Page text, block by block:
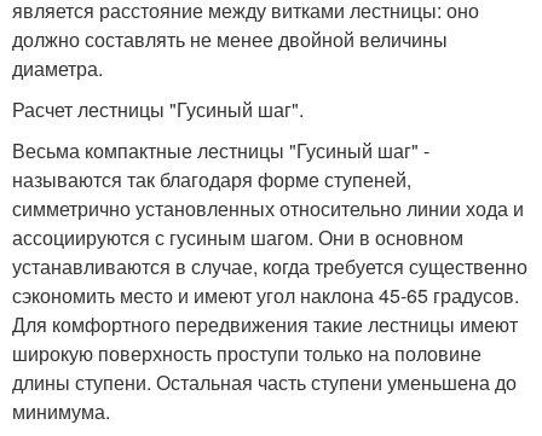
является расстояние между витками лестницы: оно
должно составлять не менее двойной величины
диаметра.
Расчет лестницы "Гусиный шаг".
Весьма компактные лестницы "Гусиный шаг" -
называются так благодаря форме ступеней,
симметрично установленных относительно линии хода и
ассоциируются с гусиным шагом. Они в основном
устанавливаются в случае, когда требуется существенно
сэкономить место и имеют угол наклона 45-65 градусов.
Для комфортного передвижения такие лестницы имеют
широкую поверхность проступи только на половине
длины ступени. Остальная часть ступени уменьшена до
минимума.